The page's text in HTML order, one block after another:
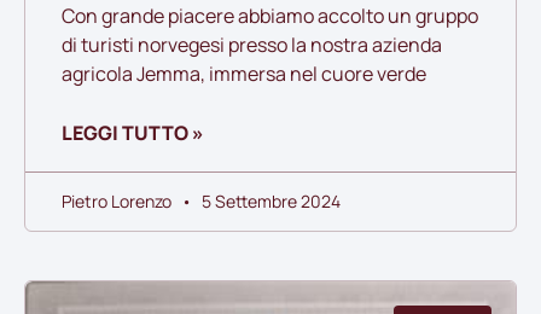
Con grande piacere abbiamo accolto un gruppo
di turisti norvegesi presso la nostra azienda
agricola Jemma, immersa nel cuore verde
LEGGI TUTTO »
Pietro Lorenzo 5 Settembre 2024